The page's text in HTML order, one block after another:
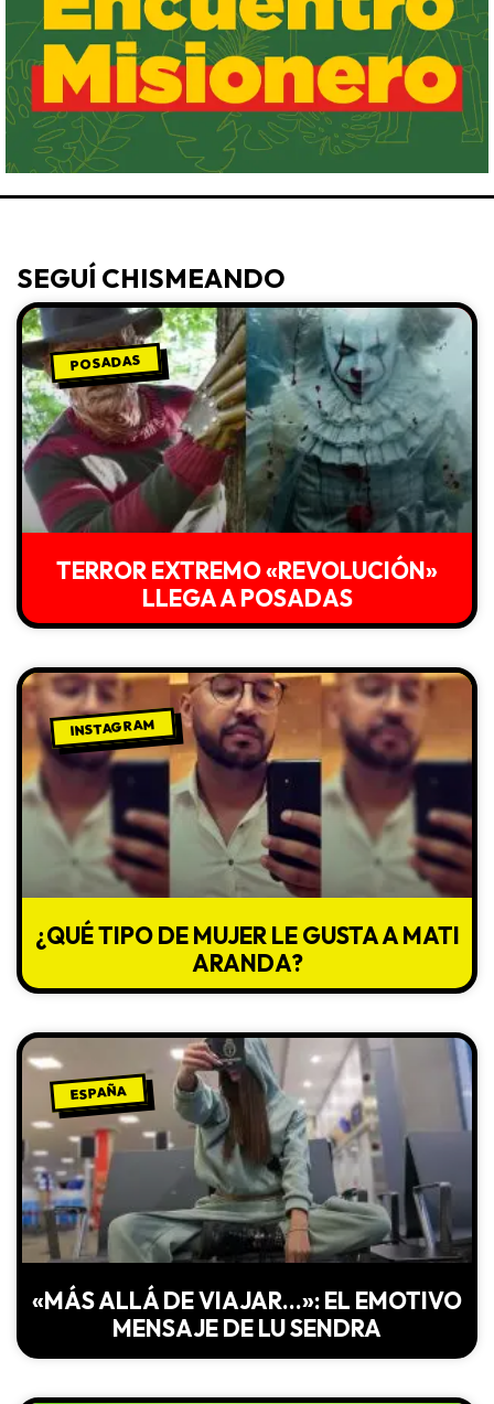
SEGUÍ CHISMEANDO
POSADAS
TERROR EXTREMO «REVOLUCIÓN»
LLEGA A POSADAS
INSTAGRAM
¿QUÉ TIPO DE MUJER LE GUSTA A MATI
ARANDA?
ESPAÑA
«MÁS ALLÁ DE VIAJAR…»: EL EMOTIVO
MENSAJE DE LU SENDRA